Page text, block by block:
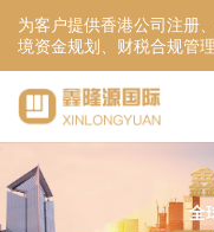
为客户提供香港公司注册
境资金规划、财税合规管
服务！